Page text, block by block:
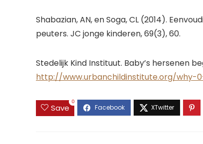
Shabazian, AN, en Soga, CL (2014).
peuters. JC jonge kinderen, 69(3), 60.
Stedelijk Kind Instituut. Baby’s hersenen
http://www.urbanchildinstitute.org/
Save
0